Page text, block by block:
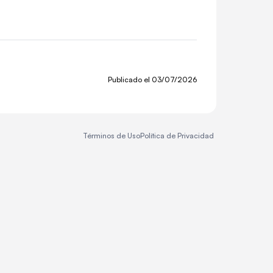
Publicado el 03/07/2026
Términos de UsoPolítica de Privacidad